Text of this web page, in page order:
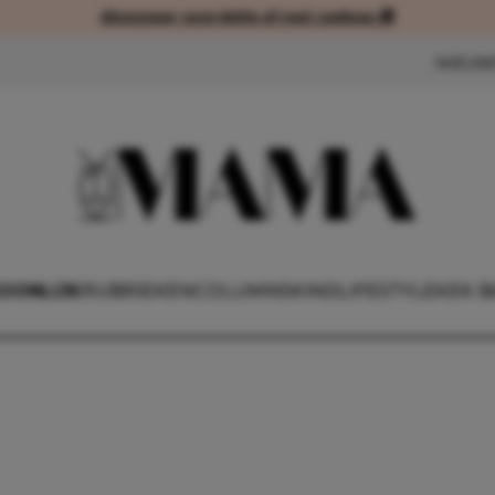
Abonneer voordelig of met cadeau 🎁
Abonneer voordelig of met